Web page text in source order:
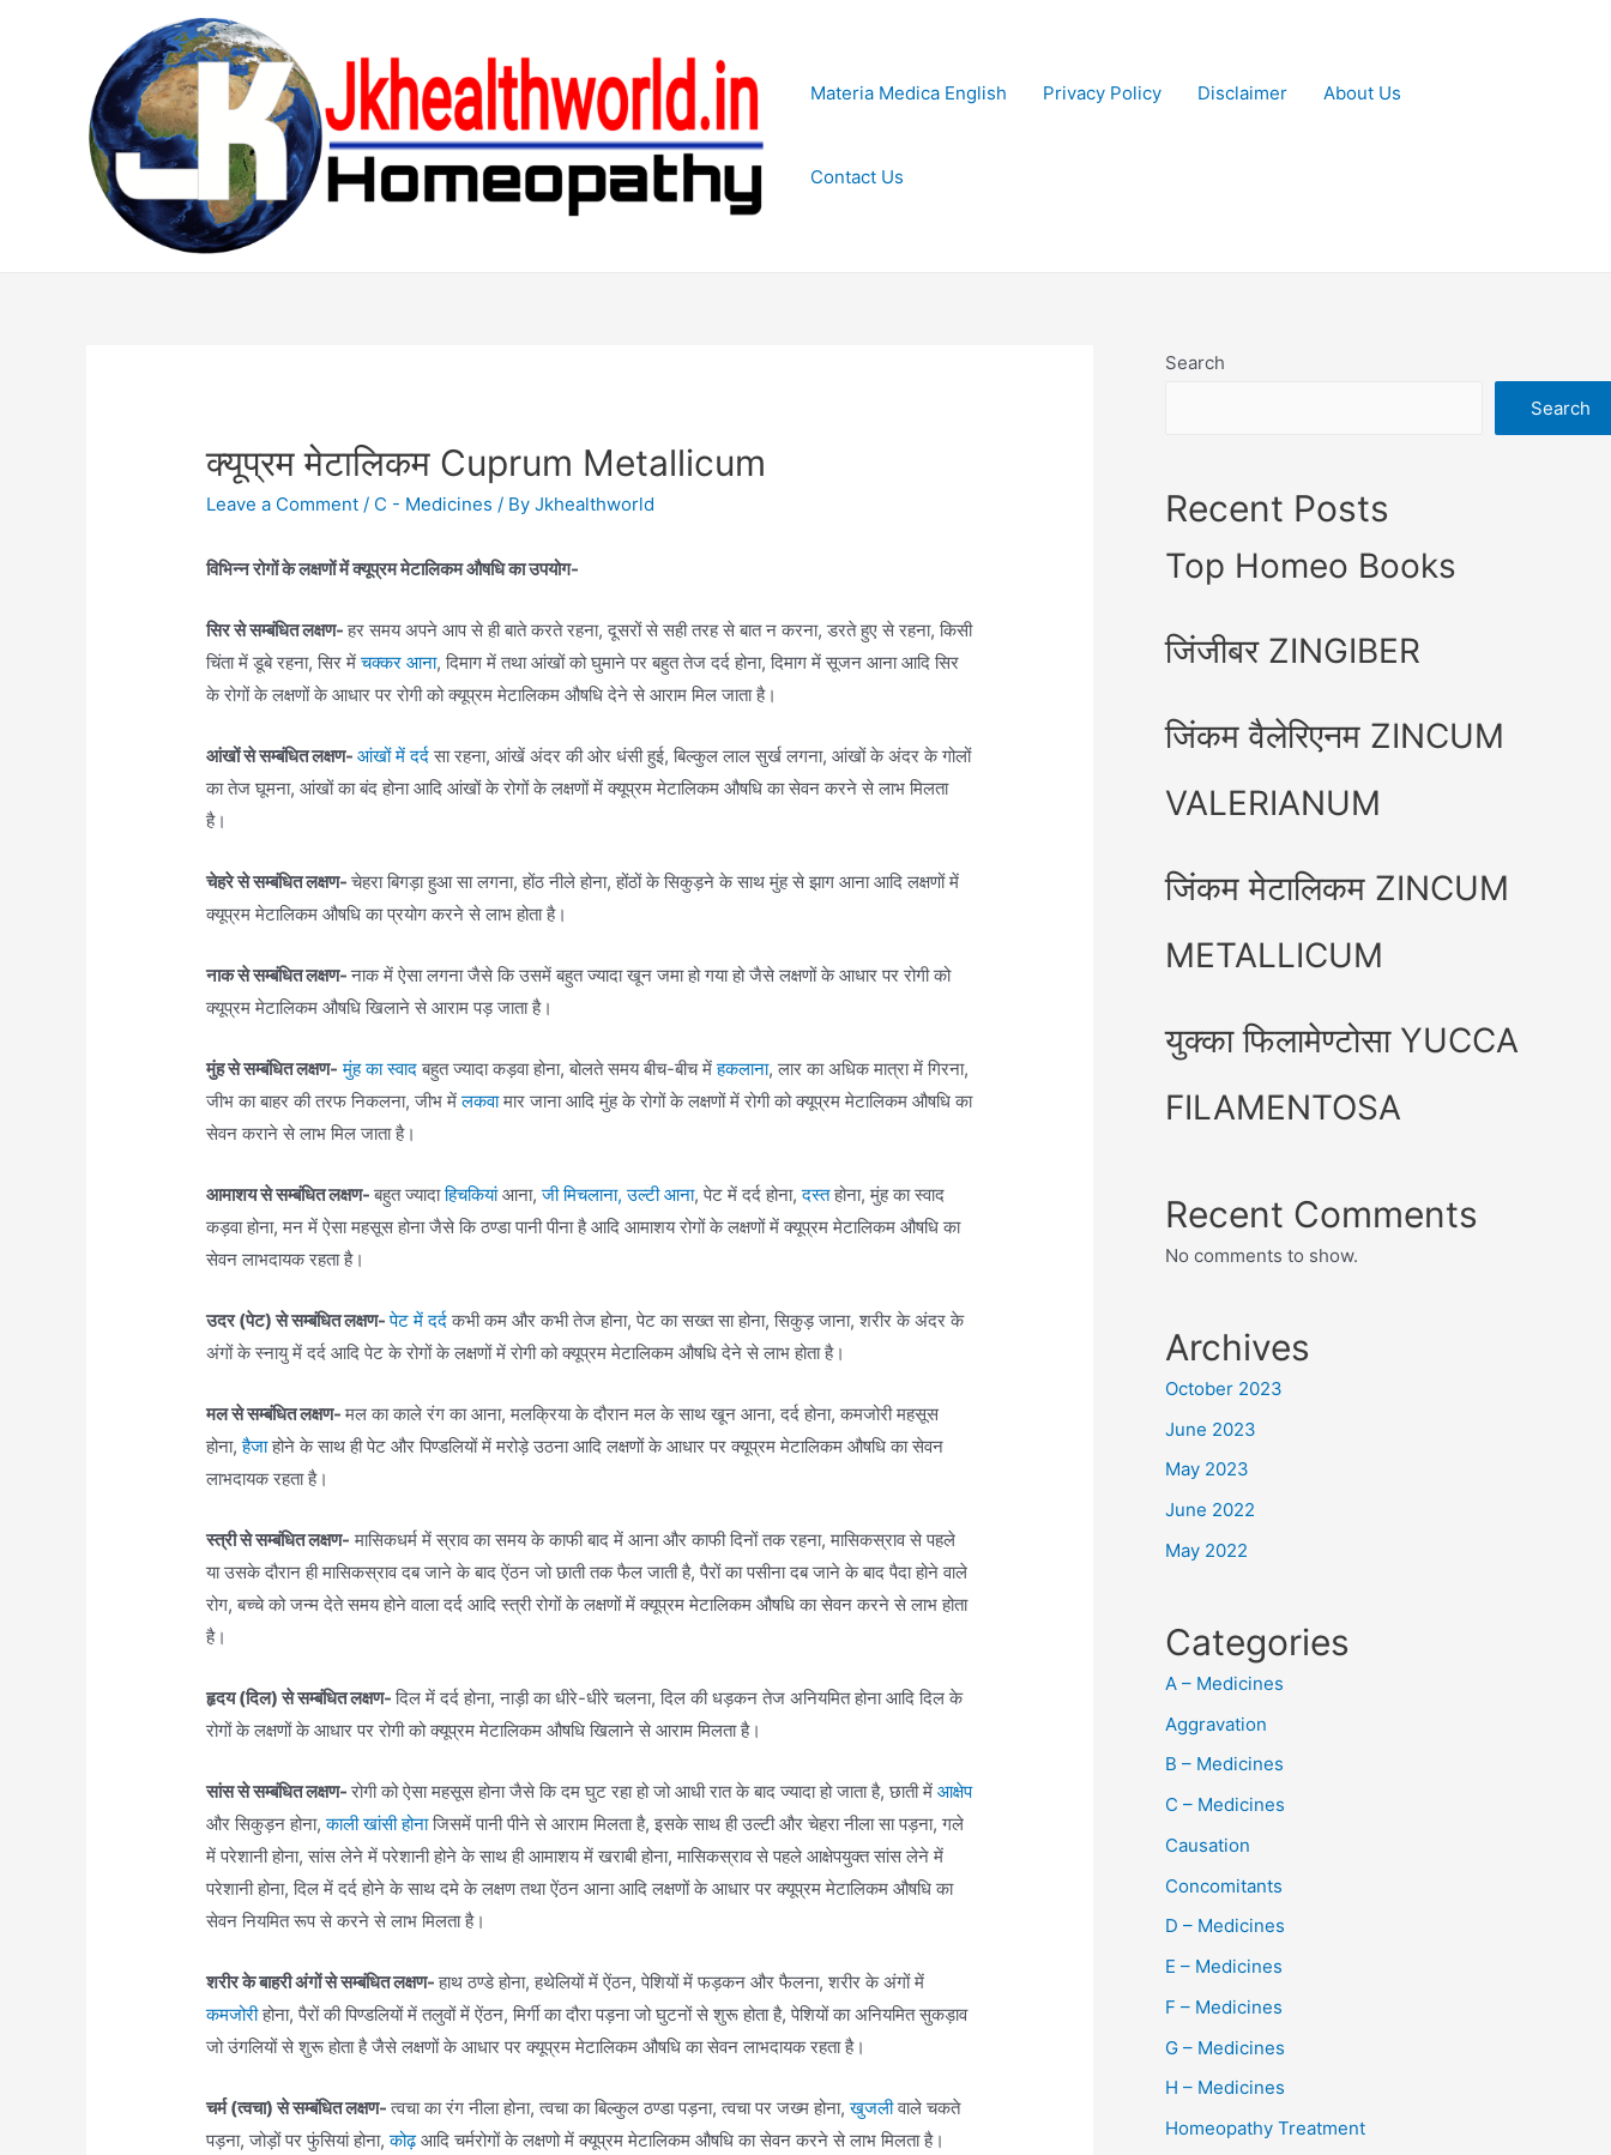
Materia Medica English Privacy Policy Disclaimer About Us
Contact Us
क्यूप्रम मेटालिकम Cuprum Metallicum
Leave a Comment / C - Medicines / ByJkhealthworld
विभिन्न रोगों के लक्षणों में क्यूप्रम मेटालिकम औषधि का उपयोग-
सिर से सम्बंधित लक्षण-हर समय अपने आप से ही बाते करते रहना, दूसरों से सही तरह से बात न करना, डरते हुए से रहना, किसी
चिंता में डूबे रहना, सिर मेंचक्कर आना, दिमाग में तथा आंखों को घुमाने पर बहुत तेज दर्द होना, दिमाग में सूजन आना आदि सिर
के रोगों के लक्षणों के आधार पर रोगी को क्यूप्रम मेटालिकम औषधि देने से आराम मिल जाता है।
आंखों से सम्बंधित लक्षण-आंखों में दर्दसा रहना, आंखें अंदर की ओर धंसी हुई, बिल्कुल लाल सुर्ख लगना, आंखों के अंदर के गोलों
का तेज घूमना, आंखों का बंद होना आदि आंखों के रोगों के लक्षणों में क्यूप्रम मेटालिकम औषधि का सेवन करने से लाभ मिलता
है।
चेहरे से सम्बंधित लक्षण-चेहरा बिगड़ा हुआ सा लगना, होंठ नीले होना, होंठों के सिकुड़ने के साथ मुंह से झाग आना आदि लक्षणों में
क्यूप्रम मेटालिकम औषधि का प्रयोग करने से लाभ होता है।
नाक से सम्बंधित लक्षण-नाक में ऐसा लगना जैसे कि उसमें बहुत ज्यादा खून जमा हो गया हो जैसे लक्षणों के आधार पर रोगी को
क्यूप्रम मेटालिकम औषधि खिलाने से आराम पड़ जाता है।
मुंह से सम्बंधित लक्षण- मुंह का स्वादबहुत ज्यादा कड़वा होना, बोलते समय बीच-बीच मेंहकलाना, लार का अधिक मात्रा में गिरना,
जीभ का बाहर की तरफ निकलना, जीभ मेंलकवामार जाना आदि मुंह के रोगों के लक्षणों में रोगी को क्यूप्रम मेटालिकम औषधि का
सेवन कराने से लाभ मिल जाता है।
आमाशय से सम्बंधित लक्षण-बहुत ज्यादाहिचकियांआना,जी मिचलाना, उल्टी आना, पेट में दर्द होना,दस्तहोना, मुंह का स्वाद
कड़वा होना, मन में ऐसा महसूस होना जैसे कि ठण्डा पानी पीना है आदि आमाशय रोगों के लक्षणों में क्यूप्रम मेटालिकम औषधि का
सेवन लाभदायक रहता है।
उदर (पेट) से सम्बंधित लक्षण-पेट में दर्दकभी कम और कभी तेज होना, पेट का सख्त सा होना, सिकुड़ जाना, शरीर के अंदर के
अंगों के स्नायु में दर्द आदि पेट के रोगों के लक्षणों में रोगी को क्यूप्रम मेटालिकम औषधि देने से लाभ होता है।
मल से सम्बंधित लक्षण-मल का काले रंग का आना, मलक्रिया के दौरान मल के साथ खून आना, दर्द होना, कमजोरी महसूस
होना,हैजाहोने के साथ ही पेट और पिण्डलियों में मरोड़े उठना आदि लक्षणों के आधार पर क्यूप्रम मेटालिकम औषधि का सेवन
लाभदायक रहता है।
स्त्री से सम्बंधित लक्षण- मासिकधर्म में स्राव का समय के काफी बाद में आना और काफी दिनों तक रहना, मासिकस्राव से पहले
या उसके दौरान ही मासिकस्राव दब जाने के बाद ऐंठन जो छाती तक फैल जाती है, पैरों का पसीना दब जाने के बाद पैदा होने वाले
रोग, बच्चे को जन्म देते समय होने वाला दर्द आदि स्त्री रोगों के लक्षणों में क्यूप्रम मेटालिकम औषधि का सेवन करने से लाभ होता
है।
हृदय (दिल) से सम्बंधित लक्षण-दिल में दर्द होना, नाड़ी का धीरे-धीरे चलना, दिल की धड़कन तेज अनियमित होना आदि दिल के
रोगों के लक्षणों के आधार पर रोगी को क्यूप्रम मेटालिकम औषधि खिलाने से आराम मिलता है।
सांस से सम्बंधित लक्षण-रोगी को ऐसा महसूस होना जैसे कि दम घुट रहा हो जो आधी रात के बाद ज्यादा हो जाता है, छाती मेंआक्षेप
और सिकुड़न होना,काली खांसी होनाजिसमें पानी पीने से आराम मिलता है, इसके साथ ही उल्टी और चेहरा नीला सा पड़ना, गले
में परेशानी होना, सांस लेने में परेशानी होने के साथ ही आमाशय में खराबी होना, मासिकस्राव से पहले आक्षेपयुक्त सांस लेने में
परेशानी होना, दिल में दर्द होने के साथ दमे के लक्षण तथा ऐंठन आना आदि लक्षणों के आधार पर क्यूप्रम मेटालिकम औषधि का
सेवन नियमित रूप से करने से लाभ मिलता है।
शरीर के बाहरी अंगों से सम्बंधित लक्षण-हाथ ठण्डे होना, हथेलियों में ऐंठन, पेशियों में फड़कन और फैलना, शरीर के अंगों में
कमजोरीहोना, पैरों की पिण्डलियों में तलुवों में ऐंठन, मिर्गी का दौरा पड़ना जो घुटनों से शुरू होता है, पेशियों का अनियमित सुकड़ाव
जो उंगलियों से शुरू होता है जैसे लक्षणों के आधार पर क्यूप्रम मेटालिकम औषधि का सेवन लाभदायक रहता है।
चर्म (त्वचा) से सम्बंधित लक्षण-त्वचा का रंग नीला होना, त्वचा का बिल्कुल ठण्डा पड़ना, त्वचा पर जख्म होना,खुजलीवाले चकते
पड़ना, जोड़ों पर फुंसियां होना,कोढ़आदि चर्मरोगों के लक्षणो में क्यूप्रम मेटालिकम औषधि का सेवन करने से लाभ मिलता है।
Search
Search
Recent Posts
Top Homeo Books
जिंजीबर ZINGIBER
जिंकम वैलेरिएनम ZINCUM
VALERIANUM
जिंकम मेटालिकम ZINCUM
METALLICUM
युक्का फिलामेण्टोसा YUCCA
FILAMENTOSA
Recent Comments
No comments to show.
Archives
October 2023
June 2023
May 2023
June 2022
May 2022
Categories
A – Medicines
Aggravation
B – Medicines
C – Medicines
Causation
Concomitants
D – Medicines
E – Medicines
F – Medicines
G – Medicines
H – Medicines
Homeopathy Treatment